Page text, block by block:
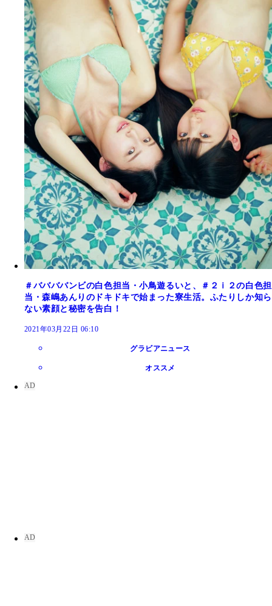
＃ババババンビの白色担当・小鳥遊るいと、＃２ｉ２の白色担
当・森嶋あんりのドキドキで始まった寮生活。ふたりしか知ら
ない素顔と秘密を告白！
2021年03月22日 06:10
グラビアニュース
オススメ